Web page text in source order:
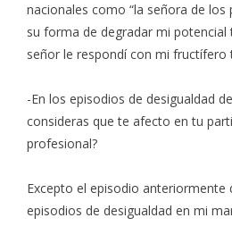
nacionales como “la señora de los
su forma de degradar mi potencial
señor le respondí con mi fructífero
-En los episodios de desigualdad
consideras que te afecto en tu
profesional?
Excepto el episodio anteriormente
episodios de desigualdad en mi